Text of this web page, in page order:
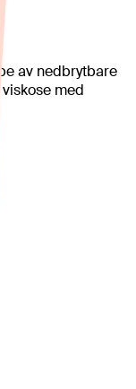
av nedbrytbare
med